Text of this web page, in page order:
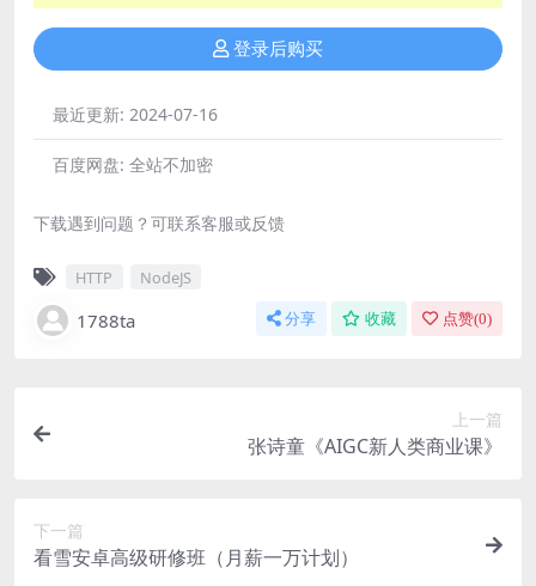
登录后购买
最近更新: 2024-07-16
百度网盘: 全站不加密
下载遇到问题？可联系客服或反馈
HTTP NodeJS
1788ta 分享 收藏 点赞(0)
上一篇
张诗童《AIGC新人类商业课》
下一篇
看雪安卓高级研修班（月薪一万计划）